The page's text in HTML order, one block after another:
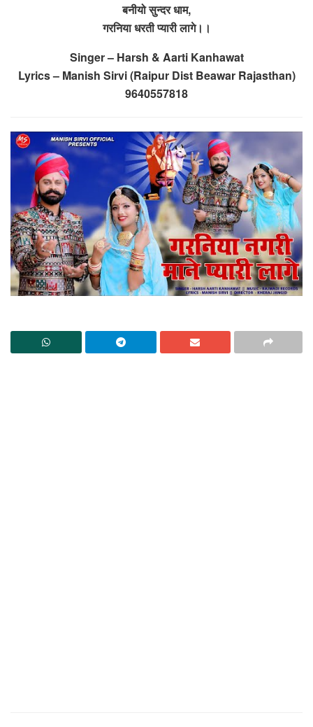
बनीयो सुन्दर धाम,
गरनिया धरती प्यारी लागे।।
Singer – Harsh & Aarti Kanhawat
Lyrics – Manish Sirvi (Raipur Dist Beawar Rajasthan)
9640557818